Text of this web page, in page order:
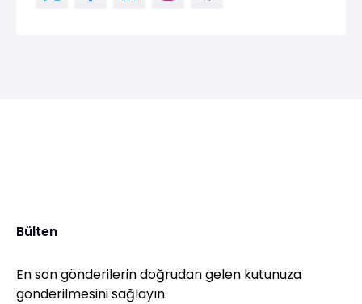
Bülten
En son gönderilerin doğrudan gelen kutunuza
gönderilmesini sağlayın.